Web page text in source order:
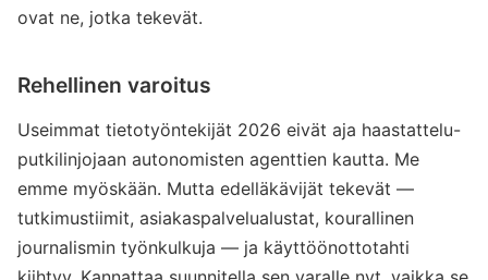
ovat ne, jotka tekevät.
Rehellinen varoitus
Useimmat tietotyöntekijät 2026 eivät aja haastattelu-
putkilinjojaan autonomisten agenttien kautta. Me
emme myöskään. Mutta edelläkävijät tekevät —
tutkimustiimit, asiakaspalvelualustat, kourallinen
journalismin työnkulkuja — ja käyttöönottotahti